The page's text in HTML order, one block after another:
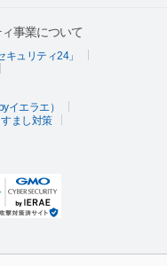
事業について
ュリティ24」
イエラエ）
まし対策